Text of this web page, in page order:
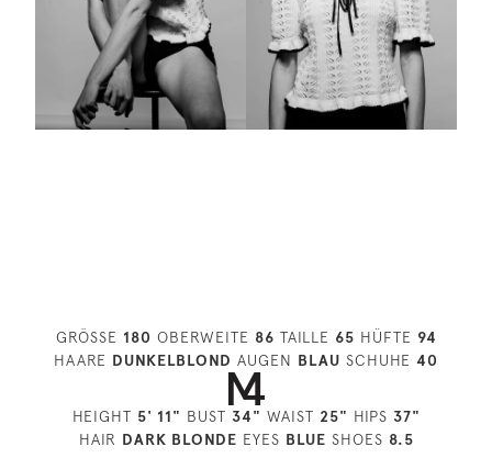
GRÖSSE 180 OBERWEITE 86 TAILLE 65 HÜFTE 94
HAARE DUNKELBLOND AUGEN BLAU SCHUHE 40
HEIGHT 5' 11" BUST 34" WAIST 25" HIPS 37"
HAIR DARK BLONDE EYES BLUE SHOES 8.5